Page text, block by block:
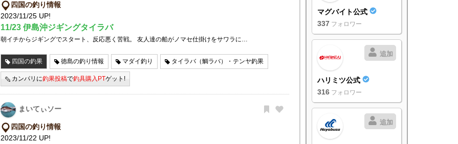
四国の釣り情報
2023/11/25 UP!
11/23 伊島沖ジギングタイラバ
朝イチからジギングでスタート、反応悪く苦戦。 友人達の船がノマセ仕掛けをサワラに…
四国の釣果 徳島の釣り情報 マダイ釣り タイラバ（鯛ラバ）・テンヤ釣果
カンパリに釣果投稿で釣具購入PTゲット!
まいてぃソー
四国の釣り情報
2023/11/22 UP!
マグバイト公式
337 フォロワー
追加
ハリミツ公式
316 フォロワー
追加